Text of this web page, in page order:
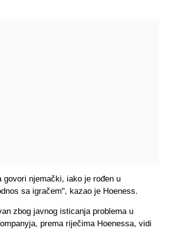
njemački, iako je rođen u
sa igračem", kazao je Hoeness.
zbog javnog isticanja problema u
prema riječima Hoenessa, vidi